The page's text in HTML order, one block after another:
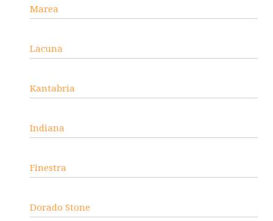
Marea
Lacuna
Kantabria
Indiana
Finestra
Dorado Stone